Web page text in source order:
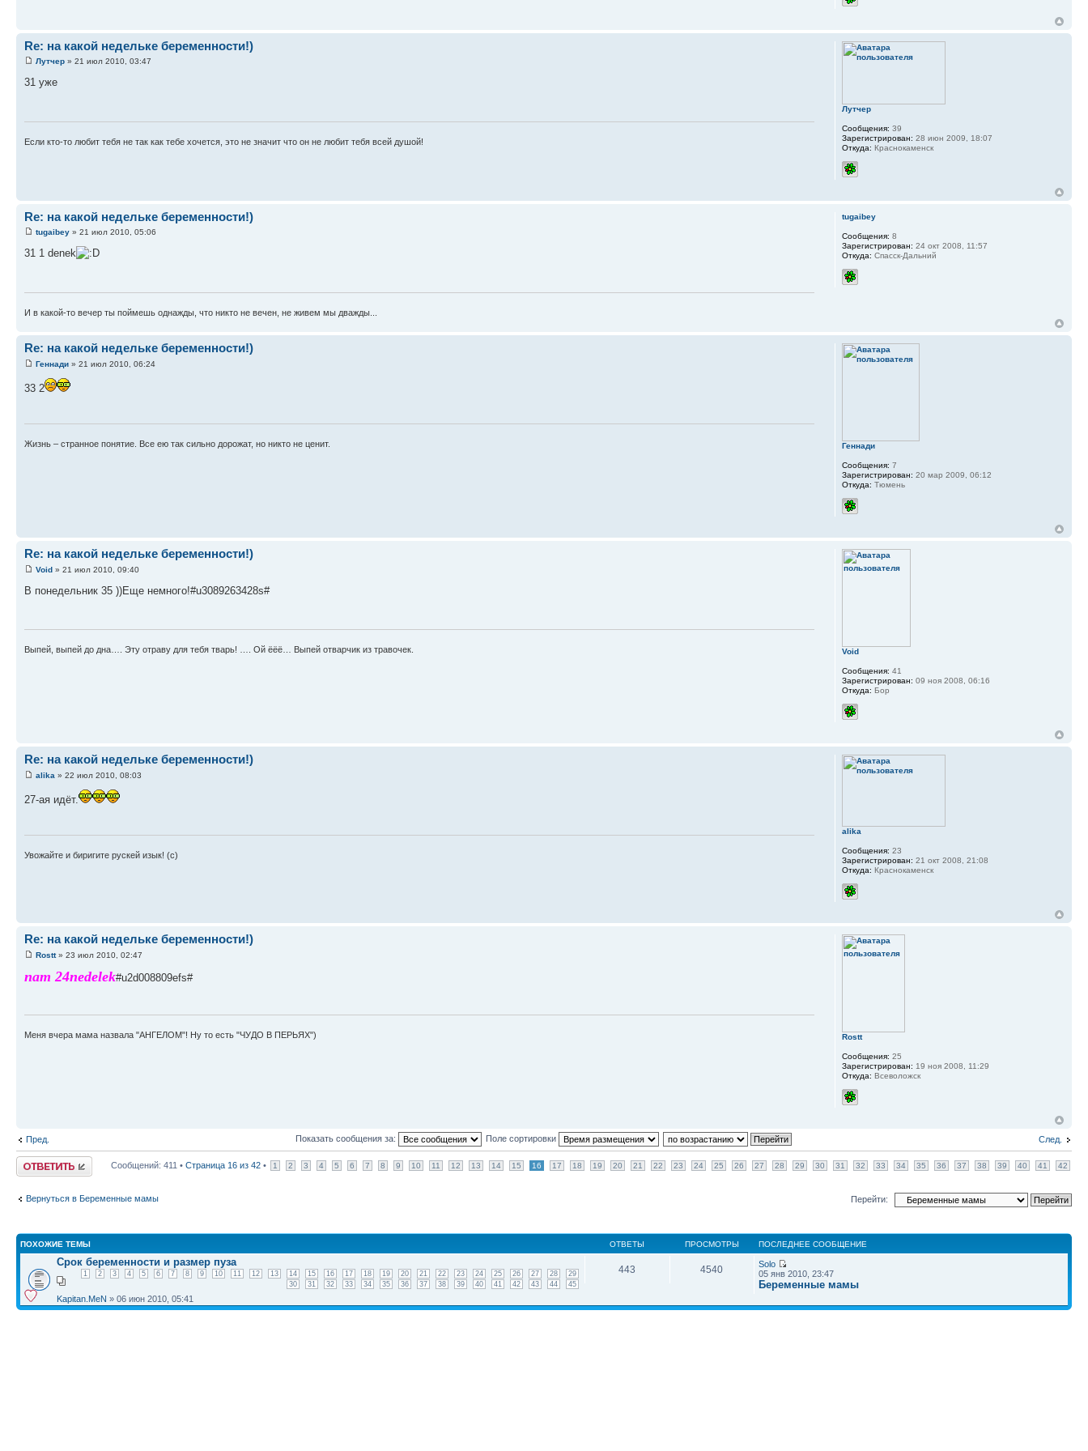
Re: на какой недельке беременности!)
Лутчер » 21 июл 2010, 03:47
31 уже
Если кто-то любит тебя не так как тебе хочется, это не значит что он не любит тебя всей душой!
Лутчер
Сообщения: 39
Зарегистрирован: 28 июн 2009, 18:07
Откуда: Краснокаменск
Re: на какой недельке беременности!)
tugaibey » 21 июл 2010, 05:06
31 1 denek
И в какой-то вечер ты поймешь однажды, что никто не вечен, не живем мы дважды...
tugaibey
Сообщения: 8
Зарегистрирован: 24 окт 2008, 11:57
Откуда: Спасск-Дальний
Re: на какой недельке беременности!)
Геннади » 21 июл 2010, 06:24
33 2
Жизнь – странное понятие. Все ею так сильно дорожат, но никто не ценит. Геннади
Сообщения: 7
Зарегистрирован: 20 мар 2009, 06:12
Откуда: Тюмень
Re: на какой недельке беременности!)
Void » 21 июл 2010, 09:40
В понедельник 35 ))Еще немного!#u3089263428s#
Выпей, выпей до дна…. Эту отраву для тебя тварь! …. Ой ёёё… Выпей отварчик из травочек. Void
Сообщения: 41
Зарегистрирован: 09 ноя 2008, 06:16
Откуда: Бор
Re: на какой недельке беременности!)
alika » 22 июл 2010, 08:03
27-ая идёт.
Увожайте и биригите рускей изык! (с)
alika
Сообщения: 23
Зарегистрирован: 21 окт 2008, 21:08
Откуда: Краснокаменск
Re: на какой недельке беременности!)
Rostt» 23 июл 2010, 02:47
nam 24nedelek#u2d008809efs#
Меня вчера мама назвала "АНГЕЛОМ"! Ну то есть "ЧУДО В ПЕРЬЯХ") Rostt
Сообщения: 25
Зарегистрирован: 19 ноя 2008, 11:29
Откуда: Всеволожск
Пред. След.
Показать сообщения за: Поле сортировки
Ответить Сообщений: 411 • Страница 16 из 42 • 1 2 3 4 5 6 7 8 9 10 11 12 13 14 15 16 17 18 19 20 21 22 23 24 25 26 27 28 29 30 31 32 33 34 35 36 37 38 39 40 41 42
Вернуться в Беременные мамы Перейти:
ПОХОЖИЕ ТЕМЫ ОТВЕТЫ ПРОСМОТРЫ ПОСЛЕДНЕЕ СООБЩЕНИЕ
Срок беременности и размер пуза
1 2 3 4 5 6 7 8 9 10 11 12 13 14 15 16 17 18 19 20 21 22 23 24 25 26 27 28
29
30
31 32 33 34 35 36 37 38 39 40 41 42 43 44 45
Kapitan.MeN » 06 июн 2010, 05:41
443 4540
Solo
05 янв 2010, 23:47
Беременные мамы